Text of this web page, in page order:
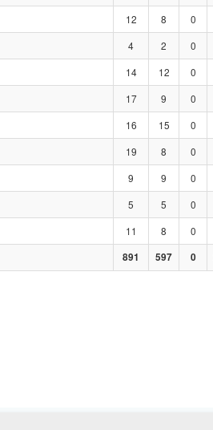
12 8 0
4 2 0
14 12 0
17 9 0
16 15 0
19 8 0
9 9 0
5 5 0
11 8 0
891 597 0